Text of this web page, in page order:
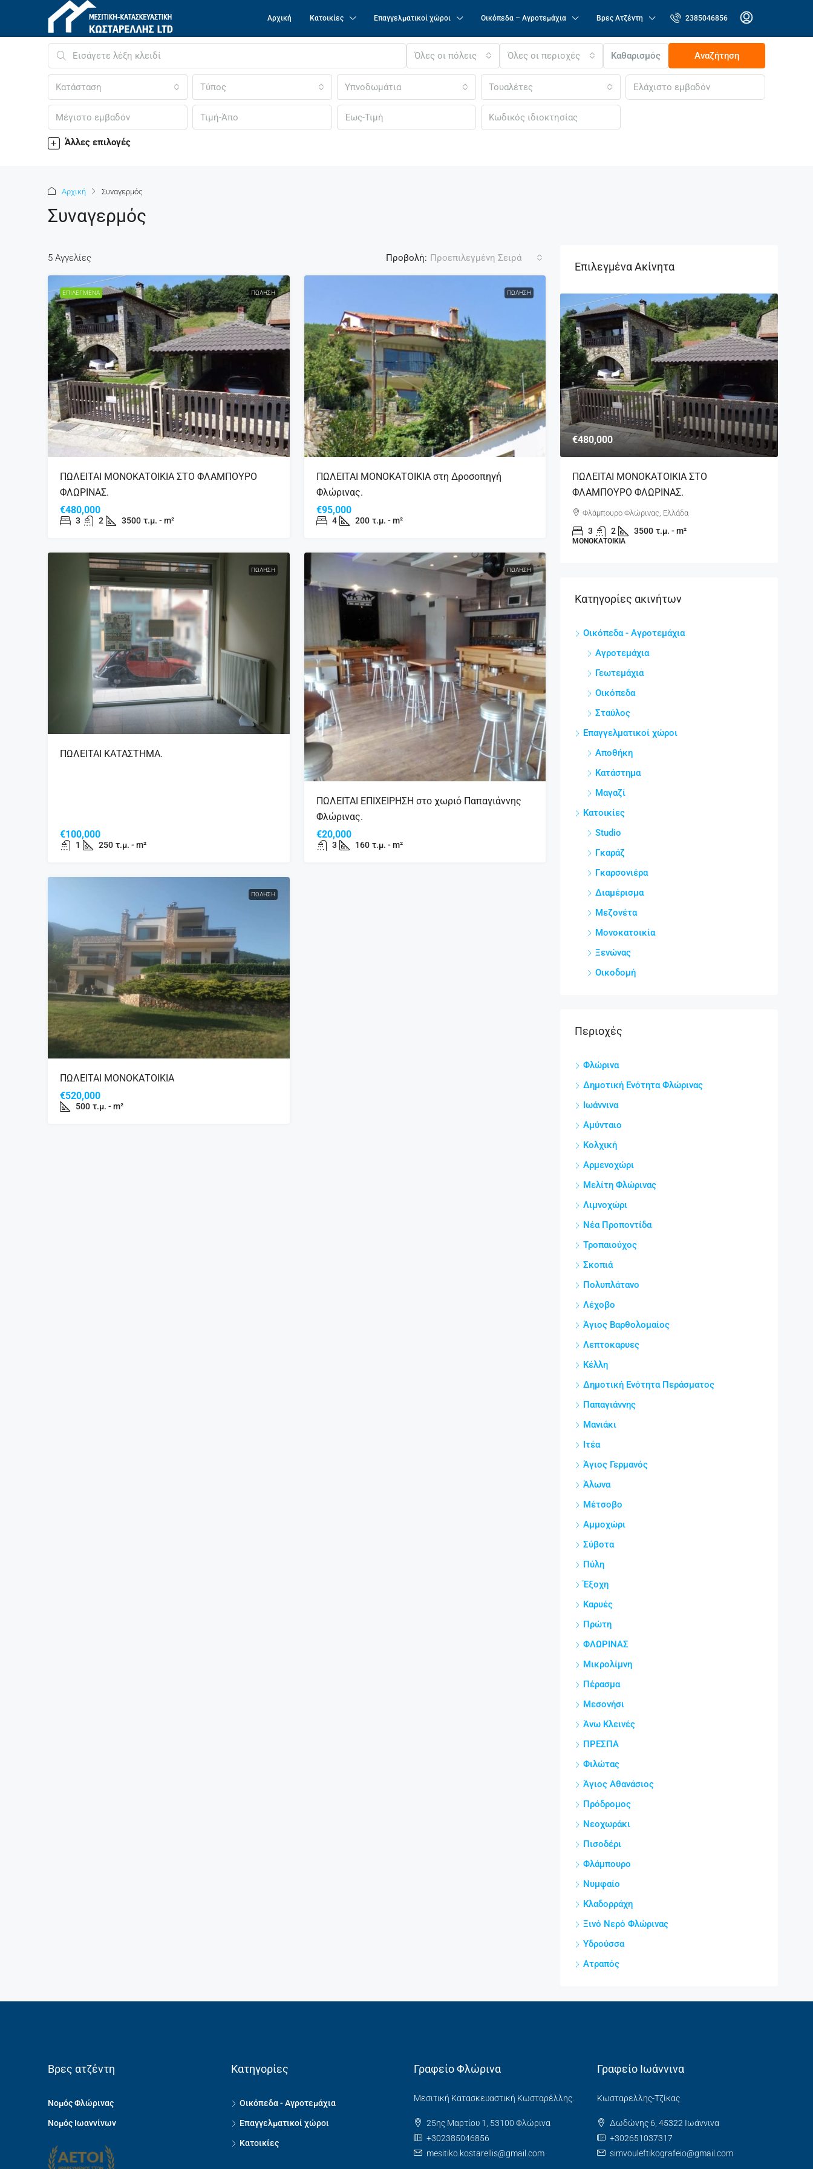
Αρχική Κατοικίες Επαγγελματικοί χώροι Οικόπεδα – Αγροτεμάχια Βρες Ατζέντη 2385046856
Όλες οι πόλεις Όλες οι περιοχές Καθαρισμός Αναζήτηση
Κατάσταση Τύπος Υπνοδωμάτια Τουαλέτες
Άλλες επιλογές
Αρχική Συναγερμός
Συναγερμός
5 Αγγελίες Προβολή: Προεπιλεγμένη Σειρά
ΕΠΙΛΕΓΜΈΝΑ ΠΏΛΗΣΗ
ΠΩΛΕΙΤΑΙ ΜΟΝΟΚΑΤΟΙΚΙΑ ΣΤΟ ΦΛΑΜΠΟΥΡΟ
ΦΛΩΡΙΝΑΣ.
€480,000
3 2 3500 τ.μ. - m²
ΠΏΛΗΣΗ
ΠΩΛΕΙΤΑΙ ΜΟΝΟΚΑΤΟΙΚΙΑ στη Δροσοπηγή
Φλώρινας.
€95,000
4 200 τ.μ. - m²
ΠΏΛΗΣΗ
ΠΩΛΕΙΤΑΙ ΚΑΤΑΣΤΗΜΑ.
€100,000
1 250 τ.μ. - m²
ΠΏΛΗΣΗ
ΠΩΛΕΙΤΑΙ ΕΠΙΧΕΙΡΗΣΗ στο χωριό Παπαγιάννης
Φλώρινας.
€20,000
3 160 τ.μ. - m²
ΠΏΛΗΣΗ
ΠΩΛΕΙΤΑΙ ΜΟΝΟΚΑΤΟΙΚΙΑ
€520,000
500 τ.μ. - m²
Επιλεγμένα Ακίνητα
€480,000
ΠΩΛΕΙΤΑΙ ΜΟΝΟΚΑΤΟΙΚΙΑ ΣΤΟ
ΦΛΑΜΠΟΥΡΟ ΦΛΩΡΙΝΑΣ.
Φλάμπουρο Φλώρινας, Ελλάδα
3 2 3500 τ.μ. - m²
ΜΟΝΟΚΑΤΟΙΚΊΑ
Κατηγορίες ακινήτων
Οικόπεδα - Αγροτεμάχια
Αγροτεμάχια
Γεωτεμάχια
Οικόπεδα
Σταύλος
Επαγγελματικοί χώροι
Αποθήκη
Κατάστημα
Μαγαζί
Κατοικίες
Studio
Γκαράζ
Γκαρσονιέρα
Διαμέρισμα
Μεζονέτα
Μονοκατοικία
Ξενώνας
Οικοδομή
Περιοχές
Φλώρινα
Δημοτική Ενότητα Φλώρινας
Ιωάννινα
Αμύνταιο
Κολχική
Αρμενοχώρι
Μελίτη Φλώρινας
Λιμνοχώρι
Νέα Προποντίδα
Τροπαιούχος
Σκοπιά
Πολυπλάτανο
Λέχοβο
Άγιος Βαρθολομαίος
Λεπτοκαρυες
Κέλλη
Δημοτική Ενότητα Περάσματος
Παπαγιάννης
Μανιάκι
Ιτέα
Άγιος Γερμανός
Άλωνα
Μέτσοβο
Αμμοχώρι
Σύβοτα
Πύλη
Έξοχη
Καρυές
Πρώτη
ΦΛΩΡΙΝΑΣ
Μικρολίμνη
Πέρασμα
Μεσονήσι
Άνω Κλεινές
ΠΡΕΣΠΑ
Φιλώτας
Άγιος Αθανάσιος
Πρόδρομος
Νεοχωράκι
Πισοδέρι
Φλάμπουρο
Νυμφαίο
Κλαδορράχη
Ξινό Νερό Φλώρινας
Υδρούσσα
Ατραπός
Βρες ατζέντη
Νομός Φλώρινας
Νομός Ιωαννίνων
Κατηγορίες
Οικόπεδα - Αγροτεμάχια
Επαγγελματικοί χώροι
Κατοικίες
Γραφείο Φλώρινα
Μεσιτική Κατασκευαστική Κωσταρέλλης.
25ης Μαρτίου 1, 53100 Φλώρινα
+302385046856
mesitiko.kostarellis@gmail.com
Γραφείο Ιωάννινα
Κωσταρελλης-Τζίκας
Δωδώνης 6, 45322 Ιωάννινα
+302651037317
simvouleftikografeio@gmail.com